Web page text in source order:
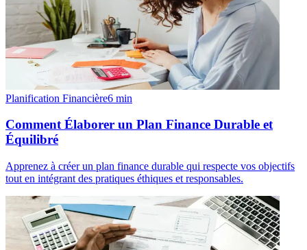
Planification Financière6 min
Comment Élaborer un Plan Finance Durable et
Équilibré
Apprenez à créer un plan finance durable qui respecte vos objectifs
tout en intégrant des pratiques éthiques et responsables.